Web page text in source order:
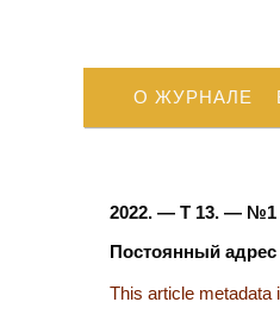
О ЖУРНАЛЕ
2022. — Т 13. — №1
Постоянный адрес
This article metadata